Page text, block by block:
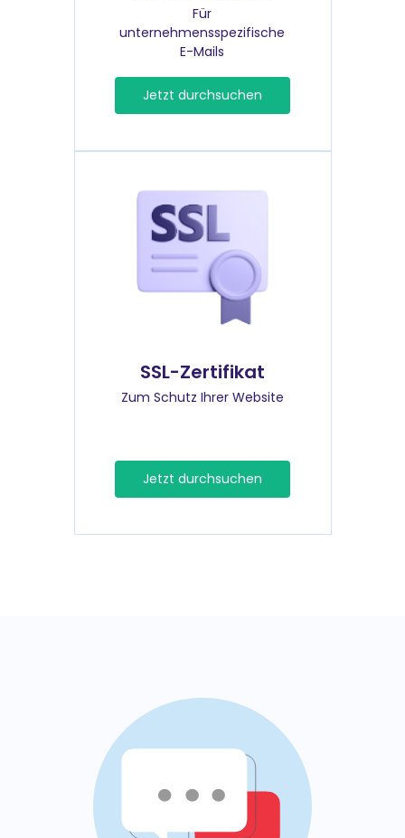
Für
unternehmensspezifische
E-Mails
Jetzt durchsuchen
SSL-Zertifikat
Zum Schutz Ihrer Website
Jetzt durchsuchen